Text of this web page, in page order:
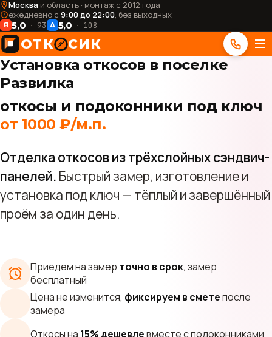
Москва и область · монтаж с 2012 года
ежедневно с 9:00 до 22:00, без выходных
Я 5,0 93 А 5,0 108
ОТК СИК
Установка откосов в поселке
Развилка
откосы и подоконники под ключ
от 1000 ₽/м.п.
Отделка откосов из трёхслойных сэндвич-
панелей. Быстрый замер, изготовление и
установка под ключ — тёплый и завершённый
проём за один день.
Приедем на замер точно в срок, замер
бесплатный
Цена не изменится, фиксируем в сметепосле
замера
Откосы на 15% дешевлевместе с подоконниками